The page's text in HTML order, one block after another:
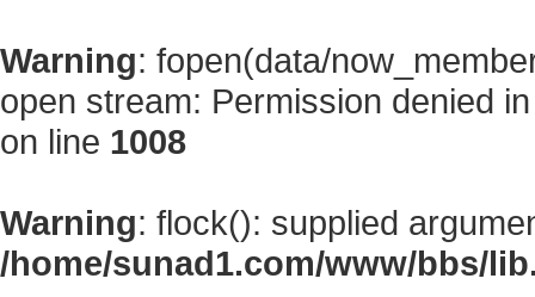
Warning: fopen(data/
open stream: Permission denied
on line 1008
Warning: flock(): supplied
/home/sunad1.com/www/bbs/